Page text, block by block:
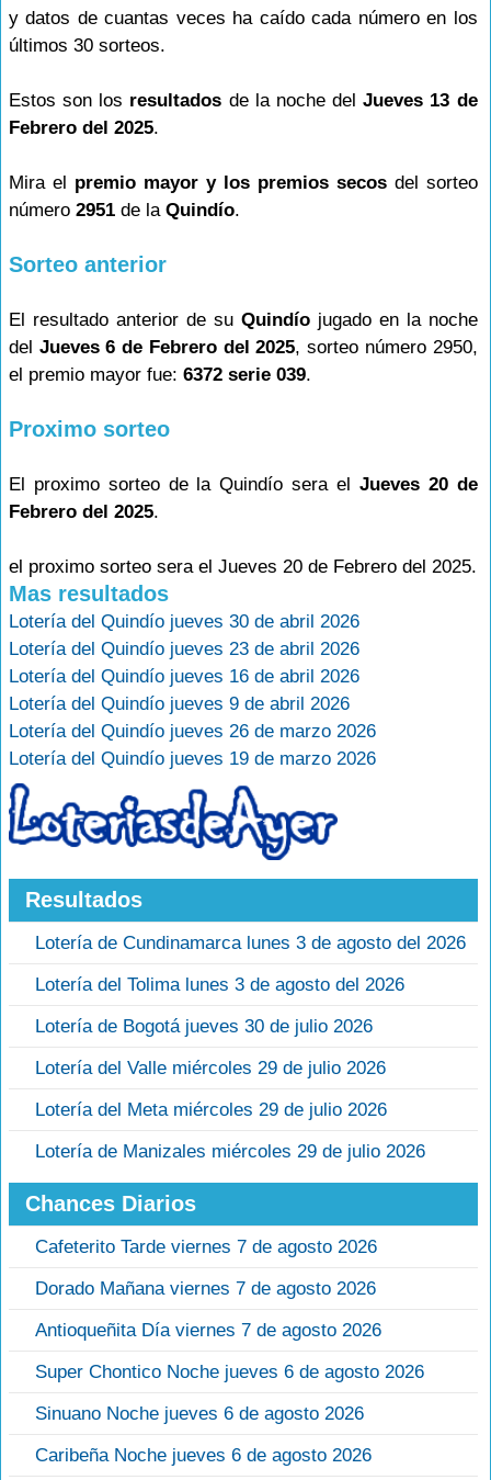
y datos de cuantas veces ha caído cada número en los
últimos 30 sorteos.
Estos son los resultados de la noche delJueves 13 de
Febrero del 2025.
Mira el premio mayor y los premios secosdel sorteo
número 2951 de la Quindío.
Sorteo anterior
El resultado anterior de su Quindíojugado en la noche
del Jueves 6 de Febrero del 2025, sorteo número 2950,
el premio mayor fue: 6372 serie 039.
Proximo sorteo
El proximo sorteo de la Quindío sera el Jueves 20 de
Febrero del 2025.
el proximo sorteo sera el Jueves 20 de Febrero del 2025.
Mas resultados
Lotería del Quindío jueves 30 de abril 2026
Lotería del Quindío jueves 23 de abril 2026
Lotería del Quindío jueves 16 de abril 2026
Lotería del Quindío jueves 9 de abril 2026
Lotería del Quindío jueves 26 de marzo 2026
Lotería del Quindío jueves 19 de marzo 2026
Resultados
Lotería de Cundinamarca lunes 3 de agosto del 2026
Lotería del Tolima lunes 3 de agosto del 2026
Lotería de Bogotá jueves 30 de julio 2026
Lotería del Valle miércoles 29 de julio 2026
Lotería del Meta miércoles 29 de julio 2026
Lotería de Manizales miércoles 29 de julio 2026
Chances Diarios
Cafeterito Tarde viernes 7 de agosto 2026
Dorado Mañana viernes 7 de agosto 2026
Antioqueñita Día viernes 7 de agosto 2026
Super Chontico Noche jueves 6 de agosto 2026
Sinuano Noche jueves 6 de agosto 2026
Caribeña Noche jueves 6 de agosto 2026